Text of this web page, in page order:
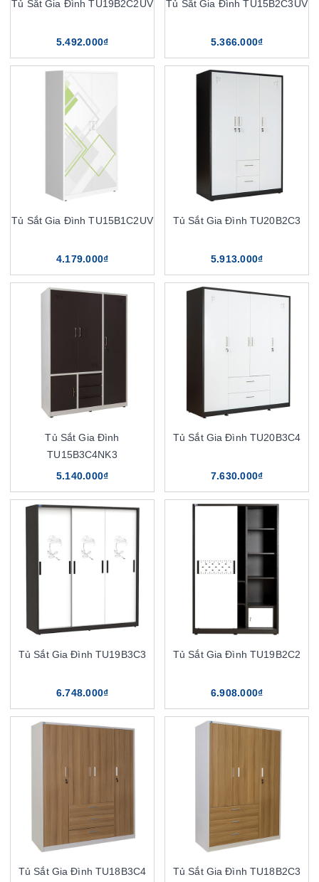
Tủ Sắt Gia Đình TU19B2C2UV
5.492.000₫
Tủ Sắt Gia Đình TU15B2C3UV
5.366.000₫
Tủ Sắt Gia Đình TU15B1C2UV
4.179.000₫
Tủ Sắt Gia Đình TU20B2C3
5.913.000₫
Tủ Sắt Gia Đình
TU15B3C4NK3
5.140.000₫
Tủ Sắt Gia Đình TU20B3C4
7.630.000₫
Tủ Sắt Gia Đình TU19B3C3
6.748.000₫
Tủ Sắt Gia Đình TU19B2C2
6.908.000₫
Tủ Sắt Gia Đình TU18B3C4 Tủ Sắt Gia Đình TU18B2C3